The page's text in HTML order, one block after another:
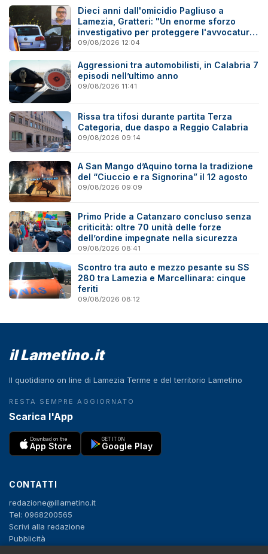
Dieci anni dall'omicidio Pagliuso a
Lamezia, Gratteri: "Un enorme sforzo
investigativo per proteggere l'avvocatura
onesta"
09/08/2026 12:04
Aggressioni tra automobilisti, in Calabria 7
episodi nell’ultimo anno
09/08/2026 11:41
Rissa tra tifosi durante partita Terza
Categoria, due daspo a Reggio Calabria
09/08/2026 09:14
A San Mango d’Aquino torna la tradizione
del “Ciuccio e ra Signorina” il 12 agosto
09/08/2026 09:09
Primo Pride a Catanzaro concluso senza
criticità: oltre 70 unità delle forze
dell’ordine impegnate nella sicurezza
09/08/2026 08:41
Scontro tra auto e mezzo pesante su SS
280 tra Lamezia e Marcellinara: cinque
feriti
09/08/2026 08:12
il Lametino.it
Il quotidiano on line di Lamezia Terme e del territorio Lametino
RESTA SEMPRE AGGIORNATO
Scarica l'App
Download on the
App Store
GET IT ON
Google Play
CONTATTI
redazione@illametino.it
Tel: 0968200565
Scrivi alla redazione
Pubblicità